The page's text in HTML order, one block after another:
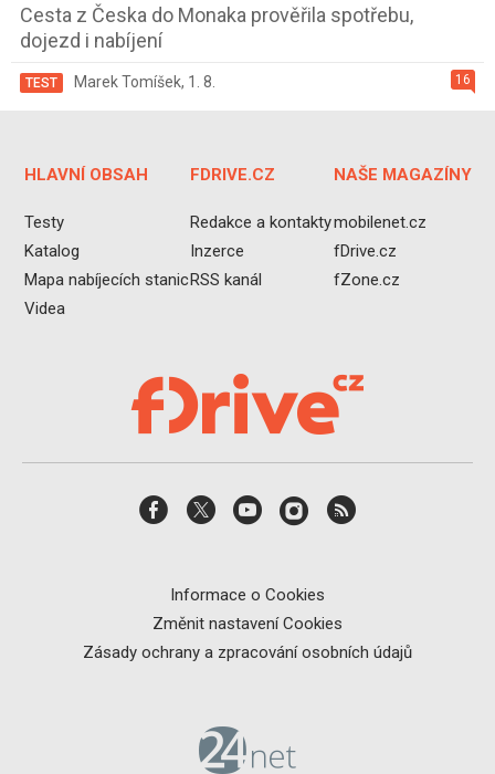
Cesta z Česka do Monaka prověřila spotřebu,
dojezd i nabíjení
16
TEST Marek Tomíšek, 1. 8.
HLAVNÍ OBSAH
Testy
Katalog
Mapa nabíjecích stanic
Videa
FDRIVE.CZ
Redakce a kontakty
Inzerce
RSS kanál
NAŠE MAGAZÍNY
mobilenet.cz
fDrive.cz
fZone.cz
Informace o Cookies
Změnit nastavení Cookies
Zásady ochrany a zpracování osobních údajů